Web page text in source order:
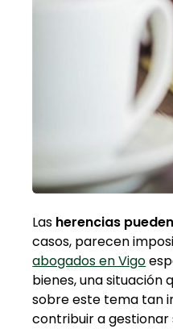
Las herencias
casos, parecen
abogados en Vigo
bienes, una situación
sobre este tema tan
contribuir a gestionar